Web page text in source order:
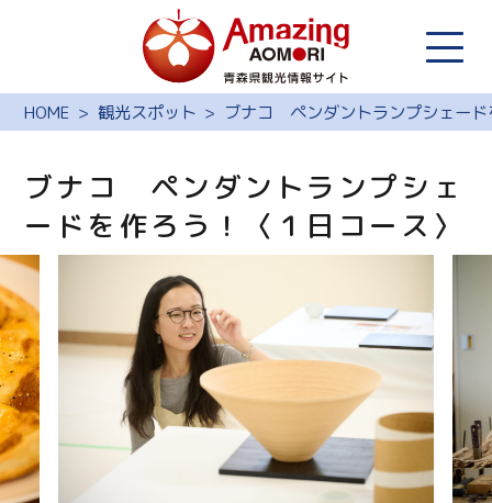
HOME 観光スポット ブナコ ペンダントランプシェード
ブナコ ペンダントランプシェ
ードを作ろう！〈１日コース〉